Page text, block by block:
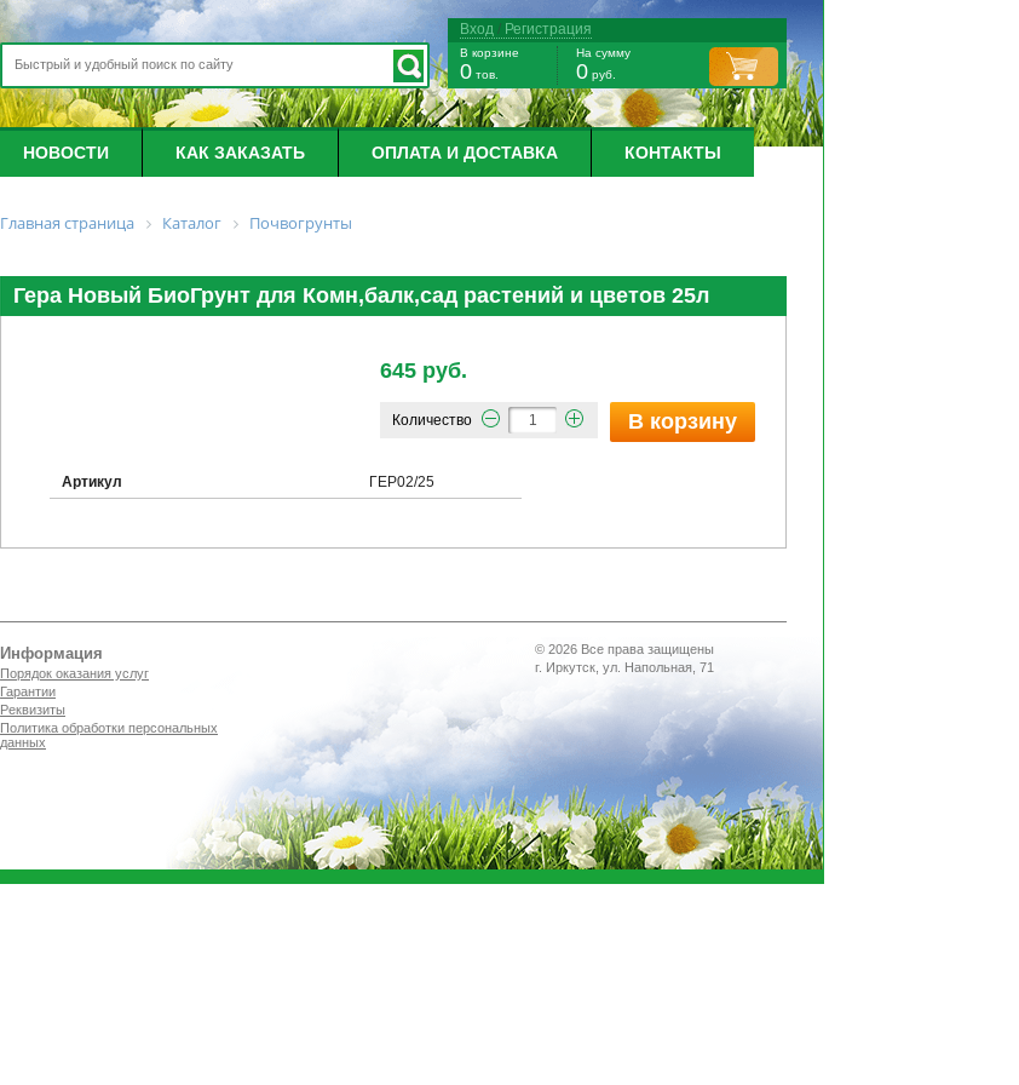
Вход / Регистрация
В корзине
0 тов.
На сумму
0 руб.
НОВОСТИ КАК ЗАКАЗАТЬ ОПЛАТА И ДОСТАВКА КОНТАКТЫ
Главная страница Каталог Почвогрунты
Гера Новый БиоГрунт для Комн,балк,сад растений и цветов 25л
645 руб.
Количество В корзину
Артикул ГЕР02/25
Информация
Порядок оказания услуг
Гарантии
Реквизиты
Политика обработки персональных
данных
© 2026 Все права защищены
г. Иркутск, ул. Напольная, 71